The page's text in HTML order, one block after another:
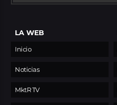
LA WEB
Inicio
Noticias
MktR TV